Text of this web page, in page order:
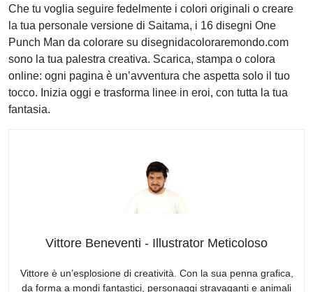
Che tu voglia seguire fedelmente i colori originali o creare
la tua personale versione di Saitama, i 16 disegni One
Punch Man da colorare su disegnidacoloraremondo.com
sono la tua palestra creativa. Scarica, stampa o colora
online: ogni pagina è un’avventura che aspetta solo il tuo
tocco. Inizia oggi e trasforma linee in eroi, con tutta la tua
fantasia.
Vittore Beneventi - Illustrator Meticoloso
Vittore è un’esplosione di creatività. Con la sua penna grafica,
da forma a mondi fantastici, personaggi stravaganti e animali